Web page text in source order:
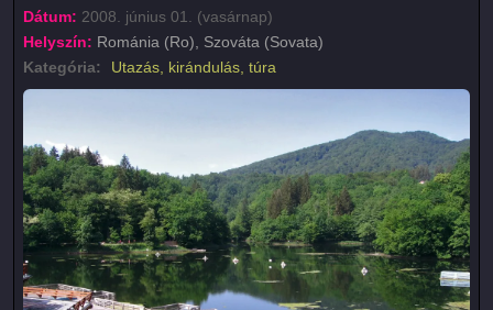
Dátum: 2008. június 01. (vasárnap)
Helyszín: Románia (Ro), Szováta (Sovata)
Kategória:
Utazás, kirándulás, túra